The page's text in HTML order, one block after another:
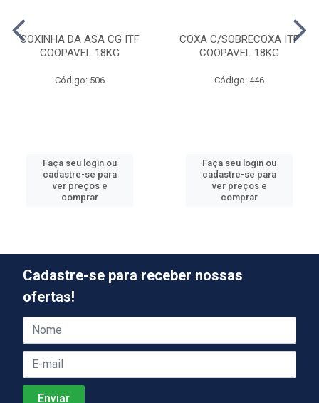
COXINHA DA ASA CG ITF
COOPAVEL 18KG
Código: 506
Faça seu login ou
cadastre-se para
ver preços e
comprar
COXA C/SOBRECOXA ITF
COOPAVEL 18KG
Código: 446
Faça seu login ou
cadastre-se para
ver preços e
comprar
Cadastre-se para receber nossas
ofertas!